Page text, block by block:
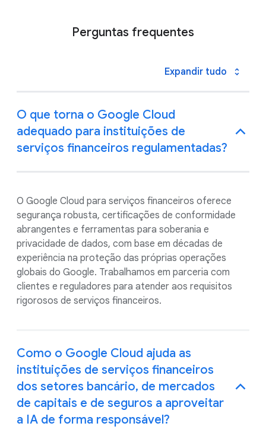
Perguntas frequentes
Expandir tudo
O que torna o Google Cloud
adequado para instituições de
serviços financeiros regulamentadas?
O Google Cloud para serviços financeiros oferece
segurança robusta, certificações de conformidade
abrangentes e ferramentas para soberania e
privacidade de dados, com base em décadas de
experiência na proteção das próprias operações
globais do Google. Trabalhamos em parceria com
clientes e reguladores para atender aos requisitos
rigorosos de serviços financeiros.
Como o Google Cloud ajuda as
instituições de serviços financeiros
dos setores bancário, de mercados
de capitais e de seguros a aproveitar
a IA de forma responsável?